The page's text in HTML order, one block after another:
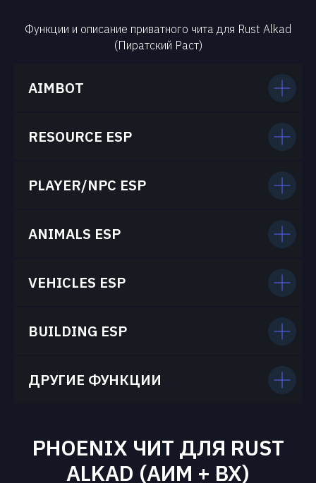
Функции и описание приватного чита для Rust Alkad
(Пиратский Раст)
AIMBOT
RESOURCE ESP
PLAYER/NPC ESP
ANIMALS ESP
VEHICLES ESP
BUILDING ESP
ДРУГИЕ ФУНКЦИИ
PHOENIX ЧИТ ДЛЯ RUST
ALKAD (АИМ + ВХ)